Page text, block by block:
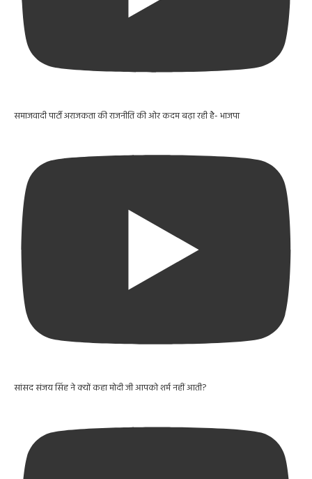
समाजवादी पार्टी अराजकता की राजनीति की ओर कदम बढ़ा रही है- भाजपा
सांसद संजय सिंह ने क्यों कहा मोदी जी आपको शर्म नहीं आती?